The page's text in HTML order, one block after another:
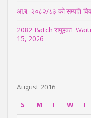
आ.ब. २०८२/८३ को सम्पति
2082 Batch समुहका Waiting
15, 2026
August 2016
S
M T W T